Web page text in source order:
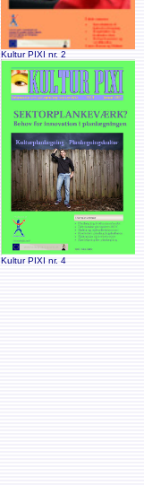
Kultur PIXI nr. 2
Kultur PIXI nr. 4